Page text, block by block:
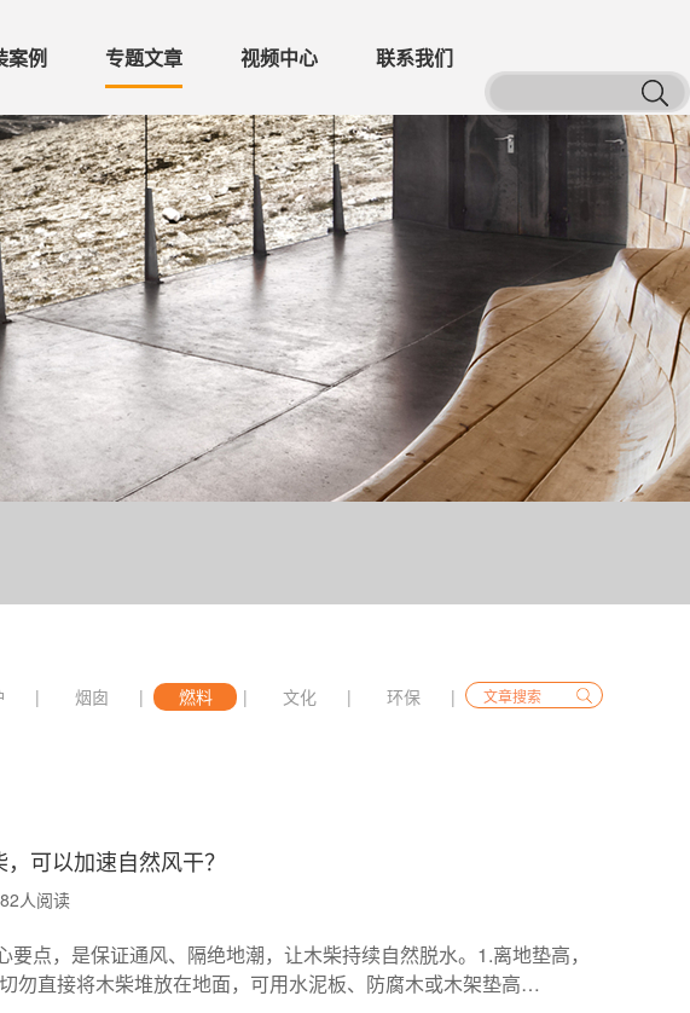
案例 专题文章 视频中心 联系我们
| 烟囱 | 燃料 | 文化 | 环保 |
可以加速自然风干？
人阅读
要点，是保证通风、隔绝地潮，让木柴持续自然脱水。1.离地垫高，
勿直接将木柴堆放在地面，可用水泥板、防腐木或木架垫高…